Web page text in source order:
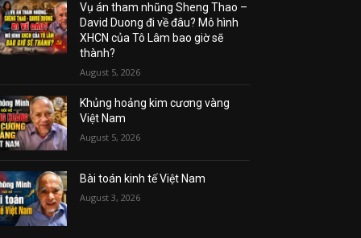
Vụ án tham nhũng Sheng Thao –
David Duong đi về đâu? Mô hình
XHCN của Tô Lâm bao giờ sẽ
thành?
August 5, 2026
Khủng hoảng kim cương vàng
Việt Nam
August 5, 2026
Bài toán kinh tế Việt Nam
August 3, 2026